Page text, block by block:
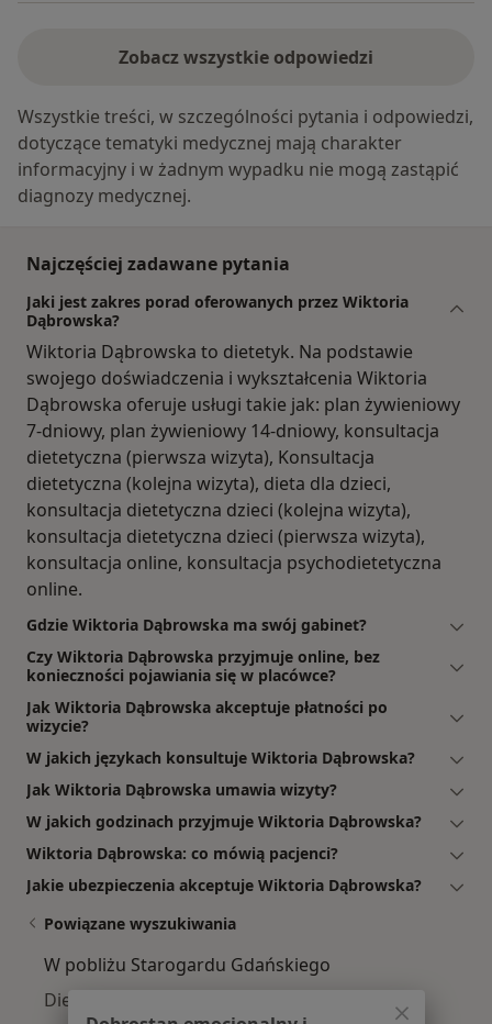
Zobacz wszystkie odpowiedzi
Wszystkie treści, w szczególności pytania i odpowiedzi,
dotyczące tematyki medycznej mają charakter
informacyjny i w żadnym wypadku nie mogą zastąpić
diagnozy medycznej.
Najczęściej zadawane pytania
Jaki jest zakres porad oferowanych przez Wiktoria
Dąbrowska?
Wiktoria Dąbrowska to dietetyk. Na podstawie
swojego doświadczenia i wykształcenia Wiktoria
Dąbrowska oferuje usługi takie jak: plan żywieniowy
7-dniowy, plan żywieniowy 14-dniowy, konsultacja
dietetyczna (pierwsza wizyta), Konsultacja
dietetyczna (kolejna wizyta), dieta dla dzieci,
konsultacja dietetyczna dzieci (kolejna wizyta),
konsultacja dietetyczna dzieci (pierwsza wizyta),
konsultacja online, konsultacja psychodietetyczna
online.
Gdzie Wiktoria Dąbrowska ma swój gabinet?
Czy Wiktoria Dąbrowska przyjmuje online, bez
konieczności pojawiania się w placówce?
Jak Wiktoria Dąbrowska akceptuje płatności po
wizycie?
W jakich językach konsultuje Wiktoria Dąbrowska?
Jak Wiktoria Dąbrowska umawia wizyty?
W jakich godzinach przyjmuje Wiktoria Dąbrowska?
Wiktoria Dąbrowska: co mówią pacjenci?
Jakie ubezpieczenia akceptuje Wiktoria Dąbrowska?
Powiązane wyszukiwania
W pobliżu Starogardu Gdańskiego
Dietetycy w Gdańsku